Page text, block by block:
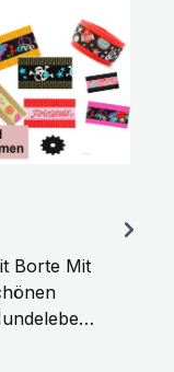
Borte Mit